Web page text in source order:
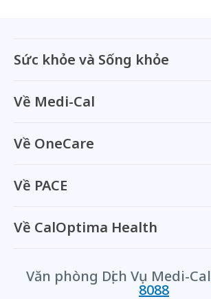
Sức khỏe và Sống khỏe
Về Medi-Cal
Về OneCare
Về PACE
Về CalOptima Health
Văn phòng Dịch Vụ Medi-Cal
8088